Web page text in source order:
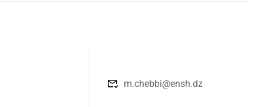
m.chebbi@ensh.dz